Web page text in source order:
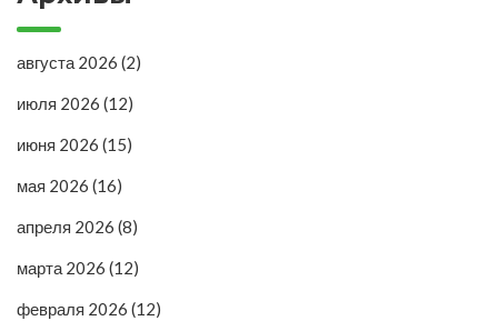
августа 2026 (2)
июля 2026 (12)
июня 2026 (15)
мая 2026 (16)
апреля 2026 (8)
марта 2026 (12)
февраля 2026 (12)